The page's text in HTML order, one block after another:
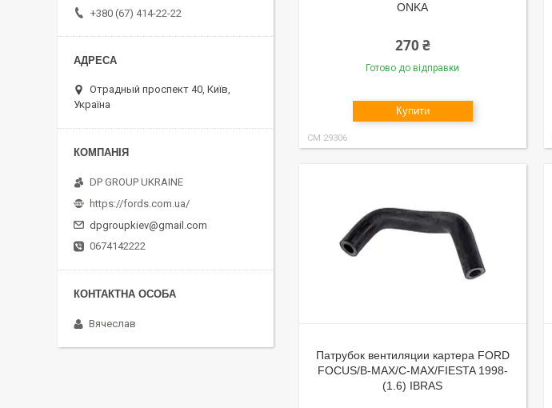
ONKA
270 ₴
Готово до відправки
Купити
CM 29306
Патрубок вентиляции картера FORD
FOCUS/B-MAX/C-MAX/FIESTA 1998-
(1.6) IBRAS
+380 (67) 414-22-22
Отрадный проспект 40, Київ,
Україна
DP GROUP UKRAINE
https://fords.com.ua/
dpgroupkiev@gmail.com
0674142222
Вячеслав